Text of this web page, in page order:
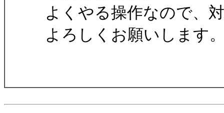
よくやる操作なので、
よろしくお願いします